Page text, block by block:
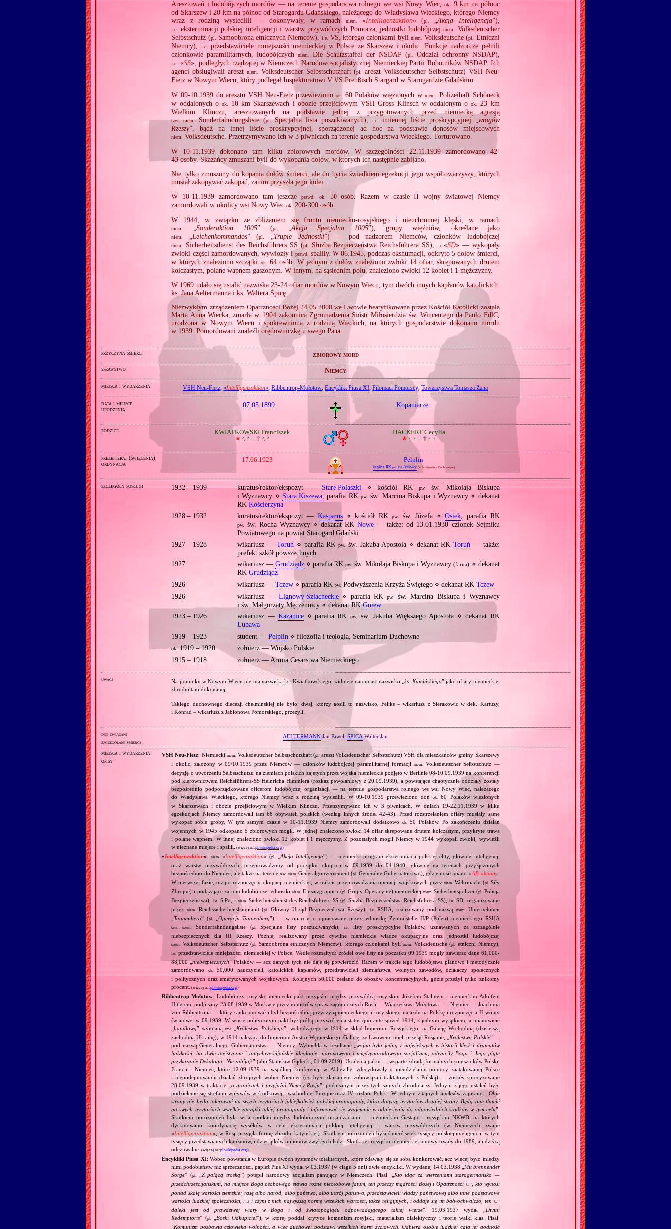
Aresztowań i ludobójczych mordów — na terenie gospodarstwa rolnego we wsi Nowy Wiec,ok.
9 km na północ
od Skarszew i 20 km na północ od Starogardu Gdańskiego, należącego do Władysława Wieckiego, którego Niemcy
wraz z rodziną wysiedlili — dokonywały, w ramach
niem. «Intelligenzaktion» (pl. „Akcja Inteligencja”),
i.e. eksterminacji polskiej inteligencji i warstw przywódczych Pomorza, jednostki ludobójczejniem.
Volksdeutscher
Selbstschutz (pl. Samoobrona etnicznych Niemców), i.e. VS, którego członkami byli niem. Volksdeutsche (pl. Etniczni
Niemcy),
i.e.
przedstawiciele mniejszości niemieckiej w Polsce ze Skarszew i okolic. Funkcje nadzorcze pełnili
członkowie paramilitarnych, ludobójczychniem. Die Schutzstaffel der NSDAP (pl. Oddział ochronny NSDAP),
i.e. «SS», podległych rządzącej w Niemczech Narodowosocjalistycznej Niemieckiej Partii Robotników NSDAP. Ich
agenci obsługiwali areszt niem. Volksdeutscher Selbstschutzhaft (pl.
areszt Volksdeutscher Selbstschutz) VSH Neu‐
Fietz w Nowym Wiecu, który podlegał Inspektoratowi V VS Preußisch Stargard w Starogardzie Gdańskim.
W 09‐10.1939 do aresztu VSH Neu‐Fietz przewieziono ok. 60 Polaków więzionych wniem.
Polizeihaft Schöneck
w oddalonych o ok. 10 km Skarszewach i obozie przejściowym VSH Gross Klinsch w oddalonym ook.
23 km
Wielkim Klinczu, aresztowanych na podstawie jednej z przygotowanych przed niemiecką agresją
tzw. niem.Sonderfahndungsliste (pl.Specjalna lista poszukiwanych), i.e. imiennej liście proskrypcyjnej „ wrogów
Rzeszy”, bądź na innej liście proskrypcyjnej, sporządzonej ad hoc na podstawie donosów miejscowych
niem. Volksdeutsche. Przetrzymywano ich w 3 piwnicach na terenie gospodarstwa Wieckiego. Torturowano.
W 10‐11.1939 dokonano tam kilku zbiorowych mordów. W szczególności 22.11.1939 zamordowano 42‐
43 osoby. Skazańcy zmuszani byli do wykopania dołów, w których ich następnie zabijano.
Nie tylko zmuszony do kopania dołów śmierci, ale do bycia świadkiem egzekucji jego współtowarzyszy, których
musiał zakopywać zakopać, zanim przyszła jego kolei.
W 10‐11.1939 zamordowano tam jeszczeprawd. ok.
50 osób. Razem w czasie II wojny światowej Niemcy
zamordowali w okolicy wsi Nowy Wiecok. 200‐300 osób.
W 1944, w związku ze zbliżaniem się frontu niemiecko‐rosyjskiego i nieuchronnej klęski, w ramach
niem. „Sonderaktion 1005” (pl. „Akcja Specjalna 1005”), grupy więźniów, określane jako
niem. „Leichenkommandos” (pl. „Trupie Jednostki”) — pod nadzorem Niemców, członków ludobójczej
niem. Sicherheitsdienst des Reichsführers SS (pl. Służba Bezpieczeństwa Reichsführera SS), i.e.«SD» — wykopały
zwłoki części zamordowanych, wywiozły i prawd. spaliły. W 06.1945, podczas ekshumacji, odkryto 5 dołów śmierci,
w których znaleziono szczątki ok. 64 osób. W jednym z dołów znaleziono zwłoki 14 ofiar, skrępowanych drutem
kolczastym, polane wapnem gaszonym. W innym, na sąsiednim polu, znaleziono zwłoki 12 kobiet i 1 mężczyzny.
W 1969 udało się ustalić nazwiska 23‐24 ofiar mordów w Nowym Wiecu, tym dwóch innych kapłanów katolickich:
ks. Jana Aeltermanna i ks. Waltera Śpicę.
Niezwykłym zrządzeniem Opatrzności Bożej 24.05.2008 we Lwowie beatyfikowana przez Kościół Katolicki została
Marta Anna Wiecka, zmarła w 1904 zakonnica Zgromadzenia Sióstr Miłosierdzia św. Wincentego da Paulo FdlC,
urodzona w Nowym Wiecu i spokrewniona z rodziną Wieckich, na których gospodarstwie dokonano mordu
w 1939. Pomordowani znaleźli orędowniczkę u swego Pana.
przyczyna śmierci zbiorowy mord
sprawstwo Niemcy
miejsca i wydarzenia VSH Neu‐Fietz ,«Intelligenzaktion» ,Ribbentrop‐Mołotow ,Encykliki Piusa XI ,Filomaci Pomorscy ,Towarzystwa Tomasza Zana
data i miejsce
urodzenia
07.05.1899 Kopaniarze
rodzice KWIATKOWSKI Franciszek
🞲 ?, ? — 🕆?, ?
HACKERT Cecylia
🞲 ?, ? —🕆 ?, ?
prezbiterat (święcenia)
ordynacja
17.06.1923 Pelplin
kaplica RK pw. św. Barbary (w Seminarium Duchownym)
szczegóły posługi 1932 – 1939 kuratus/rektor/ekspozyt —Stare Polaszki ⋄ kościół RK pw.
św. Mikołaja Biskupa
i Wyznawcy ⋄ Stara Kiszewa, parafia RKpw.
św. Marcina Biskupa i Wyznawcy ⋄ dekanat
RK Kościerzyna
1928 – 1932
kuratus/rektor/ekspozyt — Kasparus⋄ kościół RKpw. św. Józefa ⋄Osiek, parafia RK
pw. św. Rocha Wyznawcy ⋄ dekanat RKNowe — także: od 13.01.1930 członek Sejmiku
Powiatowego na powiat Starogard Gdański
1927 – 1928
wikariusz —Toruń ⋄ parafia RKpw.św. Jakuba Apostoła ⋄ dekanat RKToruń — także:
prefekt szkół powszechnych
1927
wikariusz — Grudziądz⋄ parafia RKpw. św. Mikołaja Biskupa i Wyznawcy(farna) ⋄ dekanat
RK Grudziądz
1926
wikariusz — Tczew⋄ parafia RK pw. Podwyższenia Krzyża Świętego ⋄ dekanat RK Tczew
1926
wikariusz — Lignowy Szlacheckie⋄ parafia RKpw.
św. Marcina Biskupa i Wyznawcy
i św. Małgorzaty Męczennicy ⋄ dekanat RKGniew
1923 – 1926
wikariusz — Kazanice⋄ parafia RKpw.
św. Jakuba Większego Apostoła ⋄ dekanat RK
Lubawa
1919 – 1923
student — Pelplin ⋄ filozofia i teologia, Seminarium Duchowne
ok.1919 – 1920
żołnierz — Wojsko Polskie
1915 – 1918
żołnierz — Armia Cesarstwa Niemieckiego
uwagi Na pomniku w Nowym Wiecu nie ma nazwiska ks. Kwiatkowskiego, widnieje natomiast nazwisko „ks. Kamińskiego” jako ofiary niemieckiej
zbrodni tam dokonanej.
Takiego duchownego diecezji chełmińskiej nie było: dwaj, ktorzy nosili to nazwisko, Feliks – wikariusz z Sierakowic w dek. Kartuzy,
i Konrad – wikariusz z Jabłonowa Pomorskiego, przeżyli.
inni związani
szczegółami śmierci
AELTERMANN Jan Paweł,ŚPICAWalter Jan
miejsca i wydarzenia
opisy
VSH Neu‐Fietz: Niemieckiniem. Volksdeutscher Selbstschutzhaft (pl. areszt Volksdeutscher Selbstschutz) VSH dla mieszkańców gminy Skarszewy
i okolic, założony w 09/10.1939 przez Niemców — członków ludobójczej paramilitarnej formacjiniem.
Volksdeutscher Selbstschutz —
decyzję o utworzeniu Selbstschutzu na ziemiach polskich zajętych przez wojska niemieckie podjęto w Berlinie 08‐10.09.1939 na konferencji
pod kierownictwem Reichsführera‐SS Heinricha Himmlera (rozkaz powołaniowy z 20.09.1939), a powstające chaotycznie oddziały zostały
bezpośrednio podporządkowane oficerom ludobójczej organizacji — na terenie gospodarstwa rolnego we wsi Nowy Wiec, należącego
do Władysława Wieckiego, którego Niemcy wraz z rodziną wysiedlili. W 09‐10.1939 przewieziono dońok.
60 Polaków więzionych
w Skarszewach i obozie przejściowym w Wielkim Klinczu. Przetrzymywano ich w 3 piwnicach. W dniach 19‐22.11.1939 w kilku
egzekucjach Niemcy zamordowali tam 68 obywateli polskich (według innych źródeł 42‐43). Przed rozstrzelaniem ofiary musiały same
wykopać sobie groby. W tym samym czasie w 10‐11.1939 Niemcy zamordowali dodatkowo
ok.
50 Polaków. Po zakończeniu działań
wojennych w 1945 odkopano 5 zbiorowych mogił. W jednej znaleziono zwłoki 14 ofiar skrępowane drutem kolczastym, przykryte trawą
i polane wapnem. W innej znaleziono zwłoki 12 kobiet i 1 mężczyzny. Z pozostałych mogił Niemcy w 1944 wykopali zwłoki, wywieźli
w nieznane miejsce i spalili. (więcej na:pl.wikipedia.org)
«Intelligenzaktion»: niem. «Intelligenzaktion» (pl. „Akcja Inteligencja”) — niemiecki program eksterminacji polskiej elity, głównie inteligencji
oraz warstw przywódczych, przeprowadzony od początku okupacji w 09.1939 do 04.1940, głównie na terenach przyłączonych
bezpośrednio do Niemiec, ale także na terenie tzw. niem. Generalgouvernement (pl. Generalne Gubernatorstwo), gdzie nosił miano «AB‐aktion».
W pierwszej fazie, tuż po rozpoczęciu okupacji niemieckiej, w trakcie przeprowadzania operacji wojskowych przezniem. Wehrmacht (pl. Siły
Zbrojne) i podążające za nim ludobójcze jednostkiniem. Einsatzgruppen (pl. Grupy Operacyjne) niemieckiej niem. Sicherheitspolizei (pl. Policja
Bezpieczeństwa),
i.e. SiPo, i niem. Sicherheitsdienst des Reichsführers SS (pl. Służba Bezpieczeństwa Reichsführera SS),i.e. SD, organizowane
przezniem. Reichssicherheitshauptamt (pl. Główny Urząd Bezpieczeństwa Rzeszy), i.e. RSHA, realizowany pod nazwą niem.
Unternehmen
„Tannenberg” (pl. Operacja Tannenberg”) — w oparciu o opracowane przez jednostkę Zentralstelle II/P (Polen) niemieckiego RSHA
tzw. niem. Sonderfahndungsliste (pl. Specjalne listy poszukiwanych),i.e.
listy proskrypcyjne Polaków, uznawanych za szczególnie
niebezpiecznych dla III Rzeszy. Później realizowany przez cywilne niemieckie władze okupacyjne oraz jednostki ludobójczej
niem. Volksdeutscher Selbstschutz (pl. Samoobrona etnicznych Niemców), którego członkami byliniem. Volksdeutsche (pl. etniczni Niemcy),
i.e. przedstawiciele mniejszości niemieckiej w Polsce. Wedle rozmaitych źródeł owe listy na początku 09.1939 mogły zawierać dane 61,000‐
88,000 „niebezpiecznych” Polaków — acz danych tych nie daje się potwierdzić. Razem w trakcie tego ludobójstwa planowo i metodycznie
zamordowano
ok.
50,000 nauczycieli, katolickich kapłanów, przedstawicieli ziemiaństwa, wolnych zawodów, działaczy społecznych
i politycznych oraz emerytowanych wojskowych. Kolejnych 50,000 zesłano do obozów koncentracyjnych, gdzie przeżył tylko znikomy
procent. (więcej na:pl.wikipedia.org)
Ribbentrop‐Mołotow: Ludobójczy rosyjsko‐niemiecki pakt przyjaźni między przywódcą rosyjskim Józefem Stalinem i niemieckim Adolfem
Hitlerem, podpisany 23.08.1939 w Moskwie przez ministrów spraw zagranicznych Rosji — Wiaczesława Mołotowa — i Niemiec — Joachima
von Ribbentropa — który sankcjonował i był bezpośrednią przyczyną niemieckiego i rosyjskiego najazdu na Polskę i rozpoczęcia II wojny
światowej w 09.1939. W sensie politycznym pakt był próbą przywrócenia status quo ante sprzed 1914, z jednym wyjątkiem, a mianowicie
„handlową” wymianą tzw. Królestwa Polskiego”, wchodzącego w 1914 w skład Imperium Rosyjskiego, na Galicję Wschodnią (dzisiejszą
zachodnią Ukrainę), w 1914 należącą do Imperium Austro‐Węgierskiego. Galicję, ze Lwowem, mieli przejąć Rosjanie, „ Królestwo Polskie” —
pod nazwą Generalnego Gubernatorstwa — Niemcy. Wybuchła w rezultacie „ wojna była jedną z największych w historii klęsk i dramatów
ludzkości, bo dwie ateistyczne i antychrześcijańskie ideologie: narodowego i międzynarodowego socjalizmu, odrzuciły Boga i Jego piąte
przykazanie Dekalogu: Nie zabijaj!” (abp Stanisław Gądecki, 01.09.2019). Ustalenia paktu — wsparte zdradą formalnych sojuszników Polski,
Francji i Niemiec, które 12.09.1939 na wspólnej konferencji w Abbeville, zdecydowały o nieudzielaniu pomocy zaatakowanej Polsce
i niepodejmowaniu działań zbrojnych wobec Niemiec (co było złamaniem zobowiązań traktatowych z Polską) — zostały sprecyzowane
28.09.1939 w traktacie „ o granicach i przyjaźni Niemcy‐Rosja”, podpisanym przez tych samych zbrodniarzy. Jednym z jego ustaleń było
podzielenie się strefami wpływów w środkowej i wschodniej Europie oraz IV rozbiór Polski. W jednym z tajnych aneksów zapisano: „ Obie
strony nie będą tolerować na swych terytoriach jakiejkolwiek polskiej propagandy, która dotyczy terytoriów drugiej strony. Będą one tłumić
na swych terytoriach wszelkie zaczątki takiej propagandy i informować się wzajemnie w odniesieniu do odpowiednich środków w tym celu”.
Skutkiem porozumień była seria spotkań między ludobójczymi organizacjami — niemieckim Gestapo i rosyjskim NKWD, na których
dyskutowano koordynację wysiłków w celu eksterminacji polskiej inteligencji i warstw przywódczych (w Niemczech zwane
«Intelligenzaktion», w Rosji przyjęła formę zbrodni katyńskiej). Skutkiem porozumień była śmierć setek tysięcy polskiej inteligencji, w tym
tysięcy przedstawianych kapłanów, i dziesiątków milionów zwykłych ludzi. Skutki tej rosyjsko‐niemieckiej umowy trwały do 1989, a i dziś są
odczuwalne. (więcej na:pl.wikipedia.org)
Encykliki Piusa XI: Wobec powstania w Europie dwóch systemów totalitarnych, które zdawały się ze sobą konkurować, acz więcej było między
nimi podobieństw niż sprzeczności, papież Pius XI wydał w 03.1937 (w ciągu 5 dni) dwie encykliki. W wydanej 14.03.1938 „
Mit brennender
Sorge” (pl. Z palącą troską”) potępił narodowy socjalizm panujący w Niemczech. Pisał: „
Kto idąc za wierzeniami starogermańsko —
przedchrześcijańskimi, na miejsce Boga osobowego stawia różne nieosobowe fatum, ten przeczy mądrości Bożej i Opatrzności[…]
, kto wynosi
ponad skalę wartości ziemskie: rasę albo naród, albo państwo, albo ustrój państwa, przedstawicieli władzy państwowej albo inne podstawowe
wartości ludzkiej społeczności,[…] i czyni z nich najwyższą normę wszelkich wartości, także religijnych, i oddaje się im bałwochwalczo, ten […]
daleki jest od prawdziwej wiary w Boga i od światopoglądu odpowiadającego takiej wierze”. 19.03.1937 wydał „
Divini
Redemptoris” (pl. Boski Odkupiciel”), w której poddał krytyce komunizm rosyjski, materializm dialektyczny i teorię walki klas. Pisał:
Komunizm pozbawia człowieka wolności, a więc duchowej podstawy wszelkich norm życiowych. Odbiera osobie ludzkiej całą jej godność